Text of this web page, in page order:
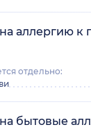
аллергию к
отдельно:
бытовые